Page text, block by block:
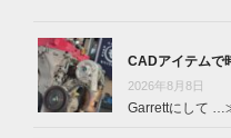
CADアイテムで
2026年8月8日
Garrettにして …